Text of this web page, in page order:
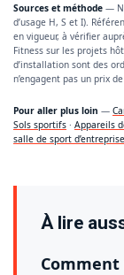
Sources et méthode —
d’usage H, S et I).
en vigueur, à vérifier
Fitness sur les projets
d’installation sont des
n’engagent pas un prix
Pour aller plus loin —
Sols sportifs · Appareils
salle de sport d’entreprise
À lire